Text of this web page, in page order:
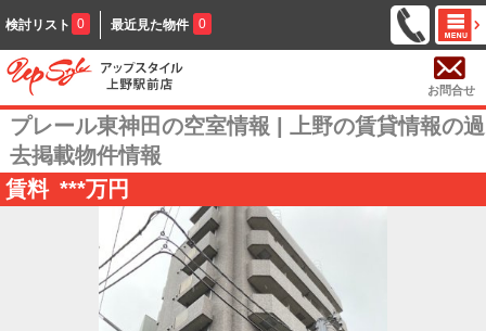
検討リスト 0 最近見た物件 0
お問合せ
プレール東神田の空室情報 | 上野の賃貸情報の過
去掲載物件情報
賃料 ***万円